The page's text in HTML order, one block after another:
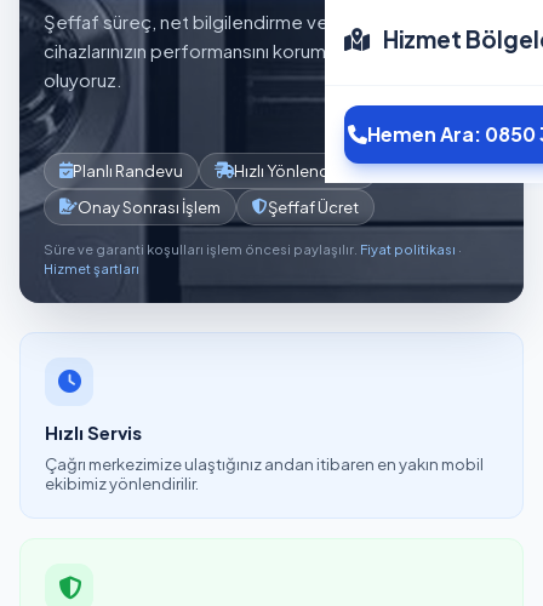
Hizmet
Hemen Ara: 0850
Şeffaf süreç, net bilgilendirme ve planlı servis akışıyla
cihazlarınızın performansını korumaya yardımcı
oluyoruz.
Planlı Randevu
Hızlı Yönlendirme
Onay Sonrası İşlem
Şeffaf Ücret
Süre ve garanti koşulları işlem öncesi paylaşılır. Fiyat politikası ·
Hizmet şartları
Hızlı Servis
Çağrı merkezimize ulaştığınız andan itibaren en yakın mobil
ekibimiz yönlendirilir.